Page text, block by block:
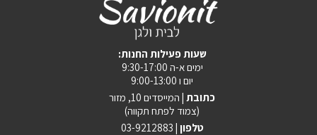
:שעות פעילות החנות
ימים א-ה 9:30-17:00
יום ו 9:00-13:00
כתובת | המייסדים 10, מזור
(צמוד לפתח תקווה)
טלפון | 03-9212883